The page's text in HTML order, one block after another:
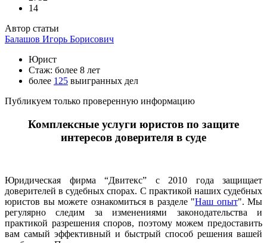
14
Автор статьи
Балашов Игорь Борисович
Юрист
Стаж: более 8 лет
более 125 выигранных дел
Публикуем только проверенную информацию
Комплексные услуги юристов по защите
интересов доверителя в суде
Юридическая фирма “Двитекс” с 2010 года защищает
доверителей в судебных спорах. С практикой наших судебных
юристов вы можете ознакомиться в разделе "Наш опыт". Мы
регулярно следим за изменениями законодательства и
практикой разрешения споров, поэтому можем предоставить
вам самый эффективный и быстрый способ решения вашей